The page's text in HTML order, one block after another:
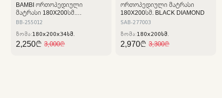
BAMBI ᲝᲠᲗᲝᲞᲔᲓᲘᲣᲚᲘ
ᲛᲐᲢᲠᲐᲡᲘ 180X200ᲡᲛ.
MAGNASAND
BB-255012
ზომა:180x200x34სმ.
2,250₾ 3,000₾
ᲝᲠᲗᲝᲞᲔᲓᲘᲣᲚᲘ ᲛᲐᲢᲠᲐᲡᲘ
180X200ᲡᲛ. BLACK DIAMOND
SAB-277003
ზომა:180x200სმ.
2,970₾ 3,300₾